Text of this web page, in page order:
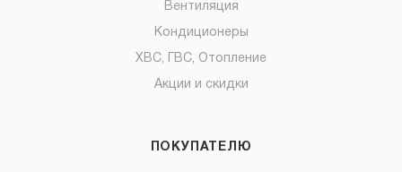
Вентиляция
Кондиционеры
ХВС, ГВС, Отопление
Акции и скидки
ПОКУПАТЕЛЮ